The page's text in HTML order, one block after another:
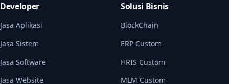
Developer
Jasa Aplikasi
Jasa Sistem
Jasa Software
Jasa Website
Solusi Bisnis
BlockChain
ERP Custom
HRIS Custom
MLM Custom